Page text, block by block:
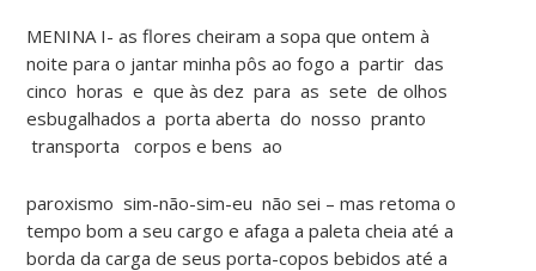
MENINA I- as flores cheiram a sopa que ontem à
noite para o jantar minha pôs ao fogo a partir das
cinco horas e que às dez para as sete de olhos
esbugalhados a porta aberta do nosso pranto
transporta corpos e bens ao
paroxismo sim-não-sim-eu não sei – mas retoma o
tempo bom a seu cargo e afaga a paleta cheia até a
borda da carga de seus porta-copos bebidos até a